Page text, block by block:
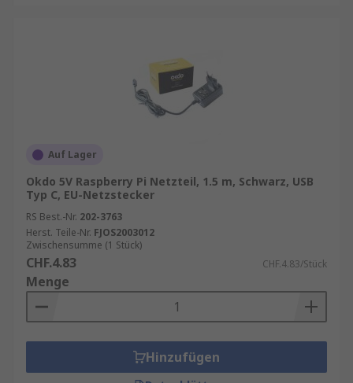
Auf Lager
Okdo 5V Raspberry Pi Netzteil, 1.5 m, Schwarz, USB
Typ C, EU-Netzstecker
RS Best.-Nr. 202-3763
Herst. Teile-Nr. FJOS2003012
Zwischensumme (1 Stück)
CHF.4.83 CHF.4.83/Stück
Menge
Hinzufügen